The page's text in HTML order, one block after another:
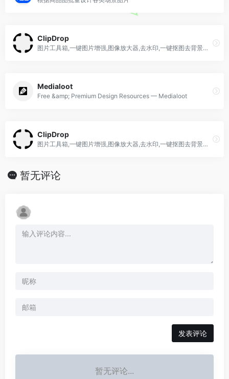
ClipDrop
图片工具箱,一键图片增强,图像放大器,去水印,一键抠图去背景工具,智能打光神器,智能背景替换
Medialoot
Free &amp; Premium Design Resources — Medialoot
ClipDrop
图片工具箱,一键图片增强,图像放大器,去水印,一键抠图去背景工具,智能打光神器,智能背景替换
暂无评论
发表评论
暂无评论...